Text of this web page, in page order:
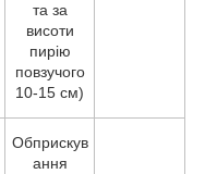
та за
висоти
пирію
повзучого
10-15 см)
Обприскув
ання